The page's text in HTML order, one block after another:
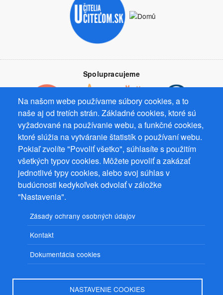
Na našom webe používame súbory cookies, a to
naše aj od tretích strán. Základné cookies, ktoré sú
vyžadované na používanie webu, a funkčné cookies,
ktoré slúžia na vytváranie štatistík o používaní webu.
Pokiaľ zvolíte "Povoliť všetko", súhlasíte s použitím
všetkých typov cookies. Môžete povoliť a zakázať
jednotlivé typy cookies, alebo svoj súhlas v
budúcnosti kedykoľvek odvolať v záložke
"Nastavenia".
Zásady ochrany osobných údajov
Kontakt
Dokumentácia cookies
NASTAVENIE COOKIES
Spolupracujeme
Prevádzkovateľ: Mgr. Bc. Žaneta Radimecká, MBA, Ostrov 256, 561
22 Ostrov, IČ 08993033, DIČ CZ9161263958
© 2026PuzzleWebss.r.o.